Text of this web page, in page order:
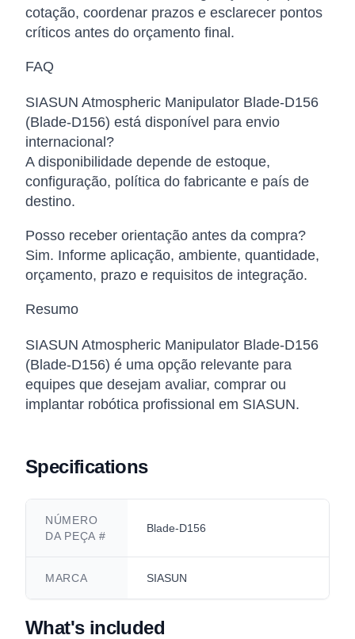
cotação, coordenar prazos e esclarecer pontos
críticos antes do orçamento final.
FAQ
SIASUN Atmospheric Manipulator Blade-D156
(Blade-D156) está disponível para envio
internacional?
A disponibilidade depende de estoque,
configuração, política do fabricante e país de
destino.
Posso receber orientação antes da compra?
Sim. Informe aplicação, ambiente, quantidade,
orçamento, prazo e requisitos de integração.
Resumo
SIASUN Atmospheric Manipulator Blade-D156
(Blade-D156) é uma opção relevante para
equipes que desejam avaliar, comprar ou
implantar robótica profissional em SIASUN.
Specifications
NÚMERO
DA PEÇA #
Blade-D156
MARCA SIASUN
What's included